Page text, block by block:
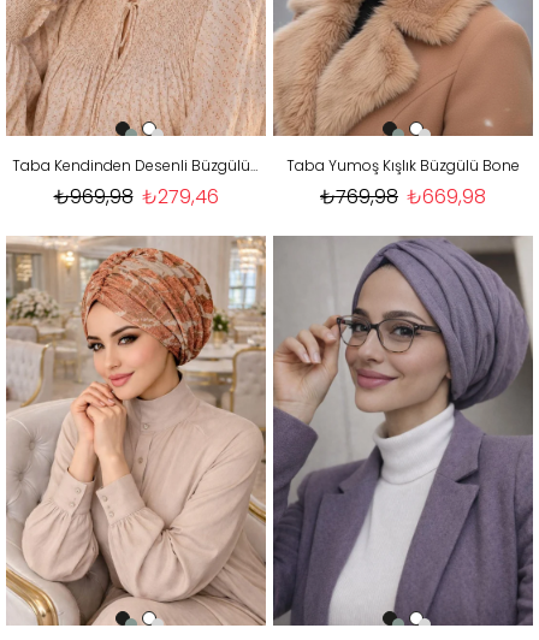
Taba Kendinden Desenli Büzgülü Bone
₺279,46
₺969,98
Taba Yumoş Kışlık Büzgülü Bone
₺669,98
₺769,98